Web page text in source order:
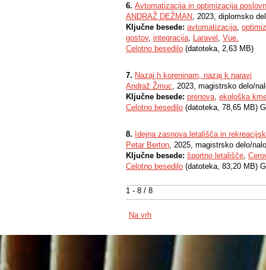
1 - 8 / 8
6. Avtomatizacija in optimizacija
ANDRAŽ DEŽMAN, 2023, diplomsko
Ključne besede: avtomatizacija,
gostov, integracija, Laravel , Vue.
Celotno besedilo (datoteka, 2,63 MB)
7. Nazaj h koreninam, nazaj k naravi
Andraž Žmuc, 2023, magistrsko delo/
Ključne besede: prenova, ekološka
Celotno besedilo (datoteka, 78,65 MB)
8. Idejna zasnova letališča in
Petar Berton, 2025, magistrsko delo/
Ključne besede: športno letališče,
Celotno besedilo (datoteka, 83,20 MB)
Na vrh